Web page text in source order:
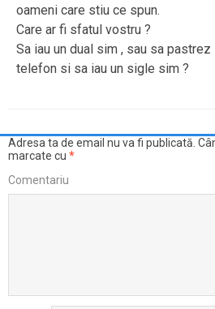
oameni care stiu ce spun.
Care ar fi sfatul vostru ?
Sa iau un dual sim , sau sa
telefon si sa iau un sigle sim ?
Adresa ta de email nu va fi publicată.
marcate cu *
Comentariu